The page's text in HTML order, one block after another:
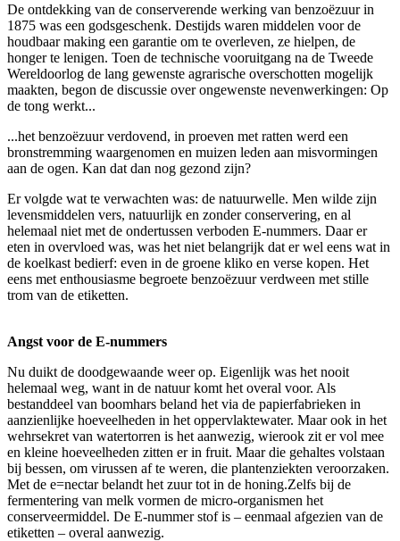
De ontdekking van de conserverende werking van benzoëzuur in
1875 was een godsgeschenk. Destijds waren middelen voor de
houdbaar making een garantie om te overleven, ze hielpen, de
honger te lenigen. Toen de technische vooruitgang na de Tweede
Wereldoorlog de lang gewenste agrarische overschotten mogelijk
maakten, begon de discussie over ongewenste nevenwerkingen: Op
de tong werkt...
...het benzoëzuur verdovend, in proeven met ratten werd een
bronstremming waargenomen en muizen leden aan misvormingen
aan de ogen. Kan dat dan nog gezond zijn?
Er volgde wat te verwachten was: de natuurwelle. Men wilde zijn
levensmiddelen vers, natuurlijk en zonder conservering, en al
helemaal niet met de ondertussen verboden E-nummers. Daar er
eten in overvloed was, was het niet belangrijk dat er wel eens wat in
de koelkast bedierf: even in de groene kliko en verse kopen. Het
eens met enthousiasme begroete benzoëzuur verdween met stille
trom van de etiketten.
Angst voor de E-nummers
Nu duikt de doodgewaande weer op. Eigenlijk was het nooit
helemaal weg, want in de natuur komt het overal voor. Als
bestanddeel van boomhars beland het via de papierfabrieken in
aanzienlijke hoeveelheden in het oppervlaktewater. Maar ook in het
wehrsekret van watertorren is het aanwezig, wierook zit er vol mee
en kleine hoeveelheden zitten er in fruit. Maar die gehaltes volstaan
bij bessen, om virussen af te weren, die plantenziekten veroorzaken.
Met de e=nectar belandt het zuur tot in de honing.Zelfs bij de
fermentering van melk vormen de micro-organismen het
conserveermiddel. De E-nummer stof is – eenmaal afgezien van de
etiketten – overal aanwezig.